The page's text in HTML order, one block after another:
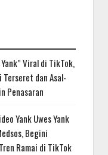
Yank” Viral di TikTok,
Terseret dan Asal-
Penasaran
Yank Uwes Yank
Begini
Ramai di TikTok